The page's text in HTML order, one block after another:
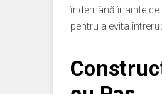
îndemână înainte de
pentru a evita